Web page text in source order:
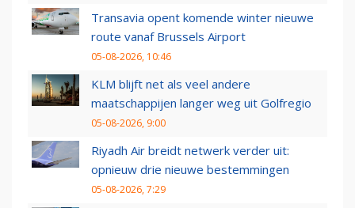
Transavia opent komende winter nieuwe
route vanaf Brussels Airport
05-08-2026, 10:46
KLM blijft net als veel andere
maatschappijen langer weg uit Golfregio
05-08-2026, 9:00
Riyadh Air breidt netwerk verder uit:
opnieuw drie nieuwe bestemmingen
05-08-2026, 7:29